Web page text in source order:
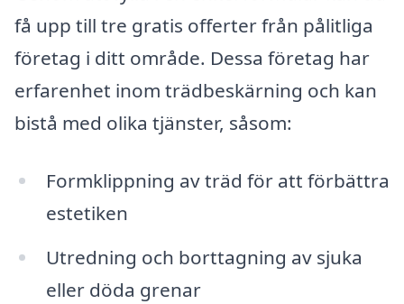
få upp till tre gratis offerter från pålitliga
företag i ditt område. Dessa företag har
erfarenhet inom trädbeskärning och kan
bistå med olika tjänster, såsom:
Formklippning av träd för att förbättra
estetiken
Utredning och borttagning av sjuka
eller döda grenar